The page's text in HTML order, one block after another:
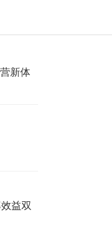
新体
益双